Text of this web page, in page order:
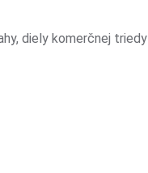
diely komerčnej triedy